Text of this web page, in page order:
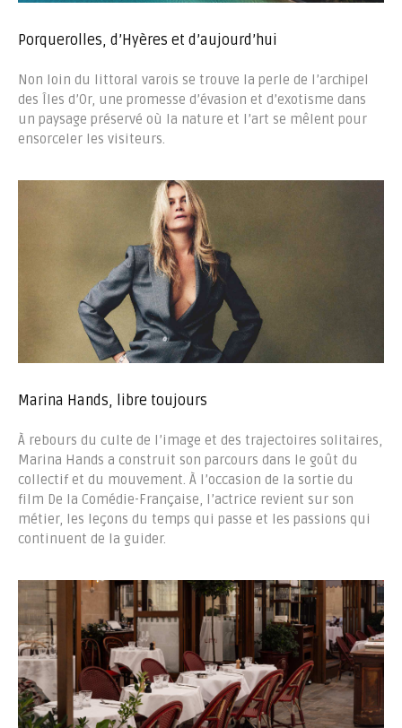
Porquerolles, d’Hyères et d’aujourd’hui
Non loin du littoral varois se trouve la perle de l’archipel
des Îles d’Or, une promesse d’évasion et d’exotisme dans
un paysage préservé où la nature et l’art se mêlent pour
ensorceler les visiteurs.
Marina Hands, libre toujours
À rebours du culte de l’image et des trajectoires solitaires,
Marina Hands a construit son parcours dans le goût du
collectif et du mouvement. À l’occasion de la sortie du
film De la Comédie-Française, l’actrice revient sur son
métier, les leçons du temps qui passe et les passions qui
continuent de la guider.